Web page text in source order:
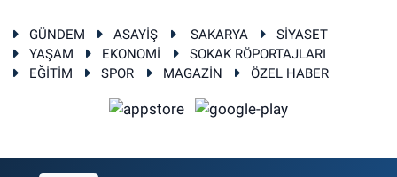
GÜNDEM ASAYİŞ SAKARYA
SİYASET
YAŞAM
EKONOMİ
SOKAK RÖPORTAJLARI
EĞİTİM
SPOR MAGAZİN ÖZEL HABER